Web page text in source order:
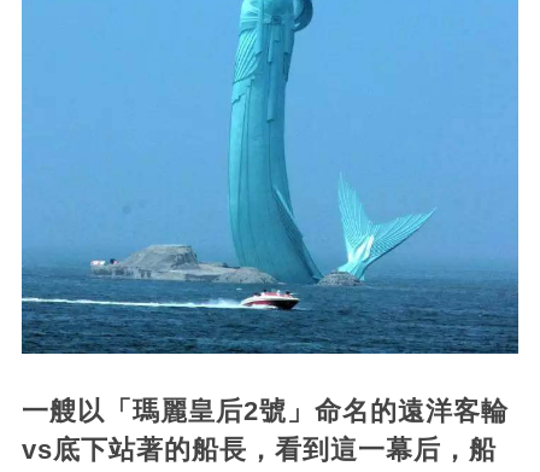
一艘以「瑪麗皇后2號」命名的遠洋客輪
vs底下站著的船長，看到這一幕后，船